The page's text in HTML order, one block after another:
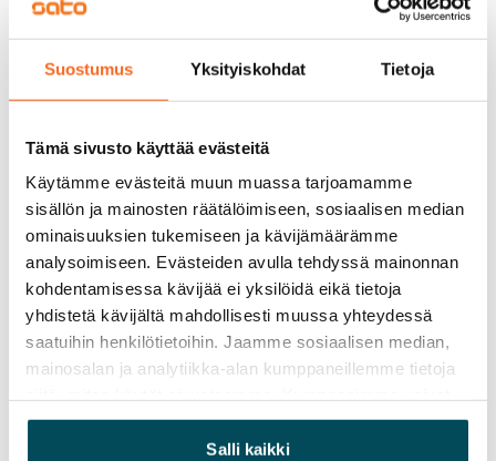
Suostumus Yksityiskohdat Tietoja
Tämä sivusto käyttää evästeitä
Käytämme evästeitä muun muassa tarjoamamme
sisällön ja mainosten räätälöimiseen, sosiaalisen median
ominaisuuksien tukemiseen ja kävijämäärämme
analysoimiseen. Evästeiden avulla tehdyssä mainonnan
kohdentamisessa kävijää ei yksilöidä eikä tietoja
yhdistetä kävijältä mahdollisesti muussa yhteydessä
saatuihin henkilötietoihin. Jaamme sosiaalisen median,
mainosalan ja analytiikka-alan kumppaneillemme tietoja
yhdistää näitä tietoja muihin tietoihin, joita olet antanut
heille tai joita on kerätty, kun olet käyttänyt heidän
Salli kaikki
0 €, (yrityksille min. 1 kk vuokra)
Kotivakuutus
Pakollinen, ei sisälly vuokraan
27 €/hlö/kk
Sähkömaksu
Vuokralainen solmii itse sähkösopimuksen.
Laajakaista
Vuokraan sisältyy 50 M laajakaistaliittymä. Voit hankkia
lisänopeutta etuhintaan ottamalla yhteyttä
operaattoriin Telia.
Lemmikit sallittu